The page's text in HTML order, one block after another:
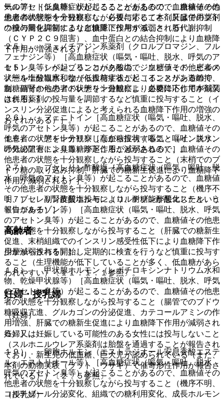
気のアセトン臭等）が起こることがあるので、血糖値その他
患者の状態を十分観察しながら投与すること（肝臓でのブド
ウ糖の同化抑制により血糖降下作用が減弱される）］。
２５）． フェノチアジン系薬剤（クロルプロマジン、フル
フェナジン等）［高血糖症状（嘔気・嘔吐、脱水、呼気のア
セトン臭等）が起こることがあるので、血糖値その他患者の
状態を十分観察しながら投与すること（インスリン遊離抑
制、副腎からのアドレナリン遊離により血糖降下作用が減弱
される）］。
２６）． フェニトイン［高血糖症状（嘔気・嘔吐、脱水、
呼気のアセトン臭等）が起こることがあるので、血糖値その
他患者の状態を十分観察しながら投与すること（インスリン
の分泌阻害により血糖降下作用が減弱される）］。
２７）． ブセレリン酢酸塩［高血糖症状（嘔気・嘔吐、脱
水、呼気のアセトン臭等）が起こることがあるので、血糖値
その他患者の状態を十分観察しながら投与すること（機序不
明、ブセレリン酢酸塩投与により、耐糖能が悪化したという
報告がある）］。
高齢者
少量から投与を開始し定期的に検査を行うなど慎重に投与す
ること（生理機能が低下していることが多く、低血糖があら
われやすい）〔１１．１．１参照〕。
妊婦・授乳婦
（妊婦）
妊婦又は妊娠している可能性のある女性には投与しないこと
（スルホニルウレア系薬剤は胎盤を通過することが報告され
ており、新生児の低血糖、巨大児が認められている（また、
本剤の動物実験（ラット、ウサギ）で催奇形性作用が報告さ
れている））〔２．５参照〕。
（授乳婦）
ール等）［低血糖症状が起こることがあるので、血糖値その
他患者の状態を十分観察し、必要に応じて本剤又は併用薬剤
の投与量を調節するなど慎重に投与すること（肝代謝抑制
（ＣＹＰ２Ｃ９阻害）、血中蛋白との結合抑制により血糖降
下作用が増強される）］。
１５）． シベンゾリンコハク酸塩、ジソピラミド、ピルメ
ノール塩酸塩水和物［低血糖症状が起こることがあるので、
血糖値その他患者の状態を十分観察し、必要に応じて本剤又
は併用薬剤の投与量を調節するなど慎重に投与すること（イ
ンスリン分泌促進によると考えられる血糖降下作用の増強の
おそれがある）］。
１６）． アドレナリン［高血糖症状（嘔気・嘔吐、脱水、
呼気のアセトン臭等）が起こることがあるので、血糖値その
他患者の状態を十分観察しながら投与すること（末梢でのブ
ドウ糖の取り込み抑制、肝臓での糖新生促進により血糖降下
作用が減弱される）］。
１７）． 副腎皮質ホルモン（コルチゾン酢酸エステル、ヒ
ドロコルチゾン等）［高血糖症状（嘔気・嘔吐、脱水、呼気
のアセトン臭等）が起こることがあるので、血糖値その他患
者の状態を十分観察しながら投与すること（肝臓での糖新生
促進、末梢組織でのインスリン感受性低下により血糖降下作
用が減弱される）］。
１８）． 甲状腺ホルモン（レボチロキシンナトリウム水和
物、乾燥甲状腺等）［高血糖症状（嘔気・嘔吐、脱水、呼気
のアセトン臭等）が起こることがあるので、血糖値その他患
者の状態を十分観察しながら投与すること（腸管でのブドウ
糖吸収亢進、グルカゴンの分泌促進、カテコールアミンの作
用増強、肝臓での糖新生促進により血糖降下作用が減弱され
る）］。
１９）． 卵胞ホルモン（エストラジオール安息香酸エステ
ル、エストリオール等）［高血糖症状（嘔気・嘔吐、脱水、
呼気のアセトン臭等）が起こることがあるので、血糖値その
他患者の状態を十分観察しながら投与すること（機序不明、
コルチゾール分泌変化、組織での糖利用変化、成長ホルモン